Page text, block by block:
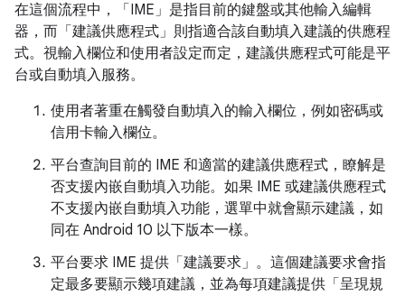
在這個流程中，「IME」 是指目前的鍵盤或其他輸入編輯
器，而「建議供應程式」 則指適合該自動填入建議的供應程
式。視輸入欄位和使用者設定而定，建議供應程式可能是平
台或自動填入服務。
使用者著重在觸發自動填入的輸入欄位，例如密碼或
信用卡輸入欄位。
平台查詢目前的 IME 和適當的建議供應程式，瞭解是
否支援內嵌自動填入功能。如果 IME 或建議供應程式
不支援內嵌自動填入功能，選單中就會顯示建議，如
同在 Android 10 以下版本一樣。
平台要求 IME 提供「建議要求」 。這個建議要求會指
定最多要顯示幾項建議，並為每項建議提供「呈現規